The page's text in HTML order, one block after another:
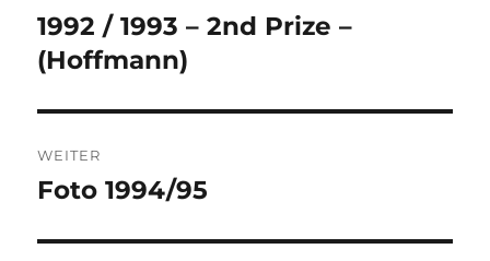
Vorheriger
Beitrag:
1992 / 1993 – 2nd Prize –
(Hoffmann)
WEITER
Nächster
Foto 1994/95